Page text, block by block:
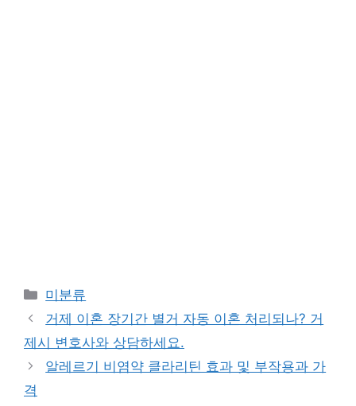
Categories
미분류
거제 이혼 장기간 별거 자동 이혼 처리되나? 거
제시 변호사와 상담하세요.
알레르기 비염약 클라리틴 효과 및 부작용과 가
격